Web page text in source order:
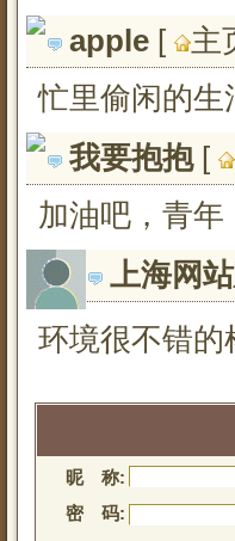
apple [ 主
忙里偷闲的生
我要抱抱[
加油吧，青年
上海网
环境很不错的
昵 称:
密 码: